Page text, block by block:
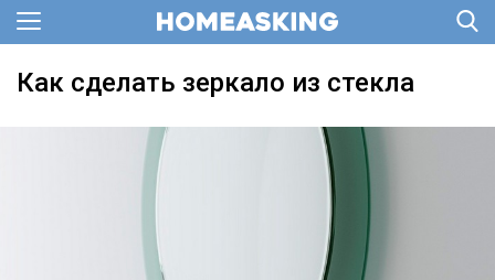
Как сделать зеркало из стекла